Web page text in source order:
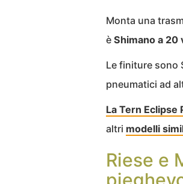
Monta una
è Shimano a 20
Le finiture sono
pneumatici ad
La Tern Eclipse
altri modelli
Riese e